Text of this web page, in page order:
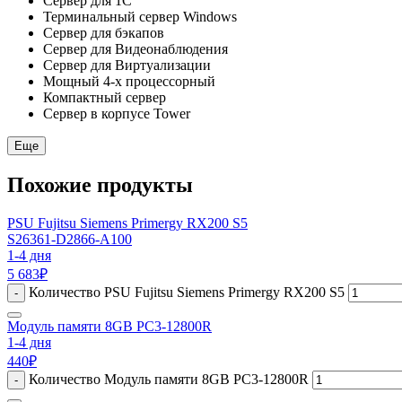
Терминальный сервер Windows
Сервер для бэкапов
Сервер для Видеонаблюдения
Сервер для Виртуализации
Мощный 4-х процессорный
Компактный сервер
Сервер в корпусе Tower
Еще
Похожие продукты
PSU Fujitsu Siemens Primergy RX200 S5
S26361-D2866-A100
1-4 дня
5 683₽
- Количество PSU Fujitsu Siemens Primergy RX200 S5
Модуль памяти 8GB PC3-12800R
1-4 дня
440₽
- Количество Модуль памяти 8GB PC3-12800R